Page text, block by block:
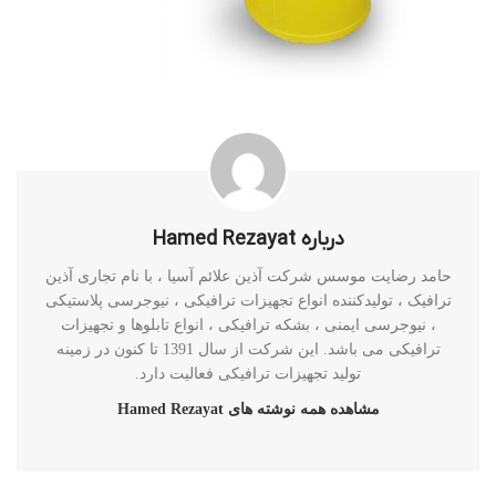
درباره Hamed Rezayat
حامد رضایت موسس شرکت آذین علائم آسیا ، با نام تجاری آذین
ترافیک ، تولیدکننده انواع تجهیزات ترافیکی ، نیوجرسی پلاستیکی
، نیوجرسی ایمنی ، بشکه ترافیکی ، انواع تابلوها و تجهیزات
ترافیکی می باشد. این شرکت از سال 1391 تا کنون در زمینه
تولید تجهیزات ترافیکی فعالیت دارد.
مشاهده همه نوشته های Hamed Rezayat